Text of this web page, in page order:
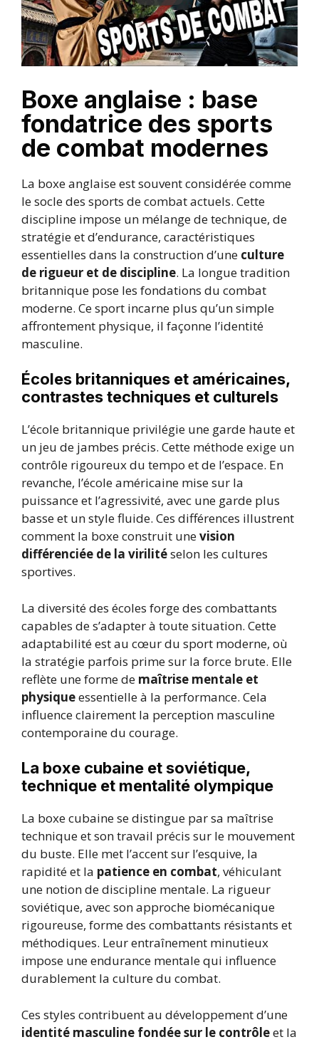
Boxe anglaise : base
fondatrice des sports
de combat modernes
La boxe anglaise est souvent considérée comme
le socle des sports de combat actuels. Cette
discipline impose un mélange de technique, de
stratégie et d’endurance, caractéristiques
essentielles dans la construction d’une culture
de rigueur et de discipline. La longue tradition
britannique pose les fondations du combat
moderne. Ce sport incarne plus qu’un simple
affrontement physique, il façonne l’identité
masculine.
Écoles britanniques et américaines,
contrastes techniques et culturels
L’école britannique privilégie une garde haute et
un jeu de jambes précis. Cette méthode exige un
contrôle rigoureux du tempo et de l’espace. En
revanche, l’école américaine mise sur la
puissance et l’agressivité, avec une garde plus
basse et un style fluide. Ces différences illustrent
comment la boxe construit unevision
différenciée de la virilitéselon les cultures
sportives.
La diversité des écoles forge des combattants
capables de s’adapter à toute situation. Cette
adaptabilité est au cœur du sport moderne, où
la stratégie parfois prime sur la force brute. Elle
reflète une forme de maîtrise mentale et
physiqueessentielle à la performance. Cela
influence clairement la perception masculine
contemporaine du courage.
La boxe cubaine et soviétique,
technique et mentalité olympique
La boxe cubaine se distingue par sa maîtrise
technique et son travail précis sur le mouvement
du buste. Elle met l’accent sur l’esquive, la
rapidité et la patience en combat, véhiculant
une notion de discipline mentale. La rigueur
soviétique, avec son approche biomécanique
rigoureuse, forme des combattants résistants et
méthodiques. Leur entraînement minutieux
impose une endurance mentale qui influence
durablement la culture du combat.
Ces styles contribuent au développement d’une
identité masculine fondée sur le contrôleet la